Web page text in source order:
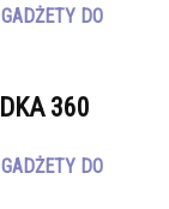
DO
360
DO